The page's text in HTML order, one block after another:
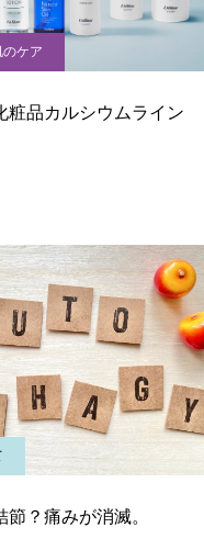
ケア
粧品カルシウムライン
？痛みが消滅。